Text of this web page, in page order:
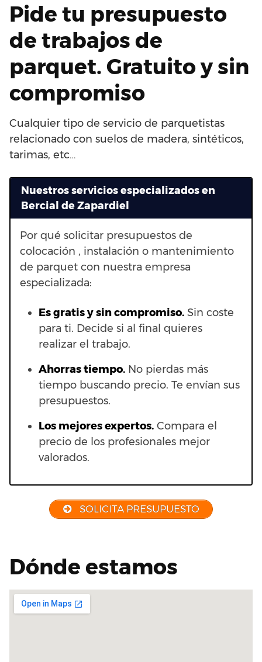
Pide tu presupuesto
de trabajos de
parquet. Gratuito y sin
compromiso
Cualquier tipo de servicio de parquetistas
relacionado con suelos de madera, sintéticos,
tarimas, etc…
Nuestros servicios especializados en
Bercial de Zapardiel
Por qué solicitar presupuestos de
colocación , instalación o mantenimiento
de parquet con nuestra empresa
especializada:
Es gratis y sin compromiso. Sin coste
para ti. Decide si al final quieres
realizar el trabajo.
Ahorras tiempo. No pierdas más
tiempo buscando precio. Te envían sus
presupuestos.
Los mejores expertos. Compara el
precio de los profesionales mejor
valorados.
SOLICITA PRESUPUESTO
Dónde estamos